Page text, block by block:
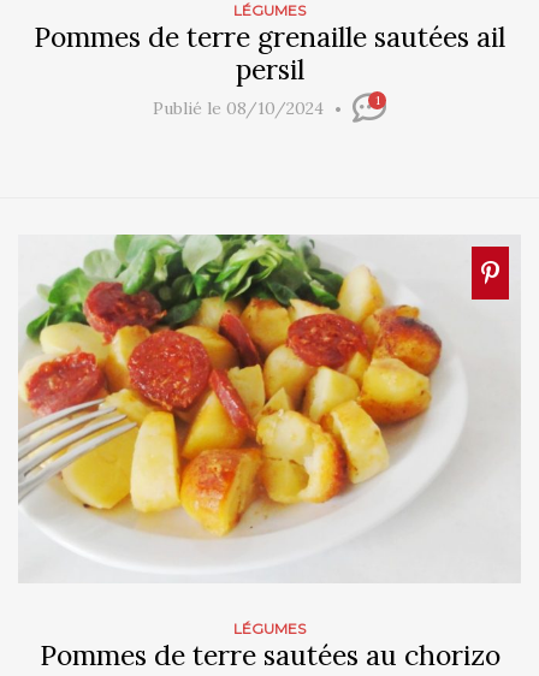
LÉGUMES
Pommes de terre grenaille sautées ail
persil
Publié le 08/10/2024 1
LÉGUMES
Pommes de terre sautées au chorizo